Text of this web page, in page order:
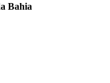
Bahia